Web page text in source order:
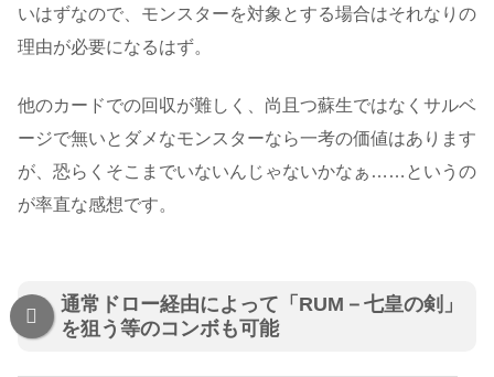
いはずなので、モンスターを対象とする場合はそれなりの
理由が必要になるはず。
他のカードでの回収が難しく、尚且つ蘇生ではなくサルベ
ージで無いとダメなモンスターなら一考の価値はあります
が、恐らくそこまでいないんじゃないかなぁ……というの
が率直な感想です。
通常ドロー経由によって「RUM－七皇の剣」
を狙う等のコンボも可能